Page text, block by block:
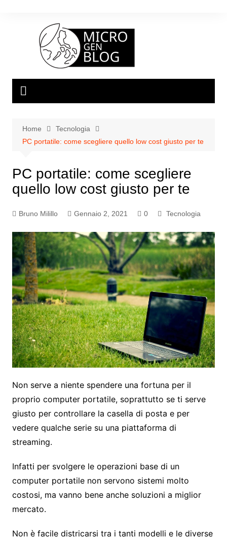
Home
Tecnologia
PC portatile: come scegliere quello low cost giusto per te
PC portatile: come scegliere
quello low cost giusto per te
Bruno Milillo Gennaio 2, 2021 0 Tecnologia
Non serve a niente spendere una fortuna per il
proprio computer portatile, soprattutto se ti serve
giusto per controllare la casella di posta e per
vedere qualche serie su una piattaforma di
streaming.
Infatti per svolgere le operazioni base di un
computer portatile non servono sistemi molto
costosi, ma vanno bene anche soluzioni a miglior
mercato.
Non è facile districarsi tra i tanti modelli e le diverse